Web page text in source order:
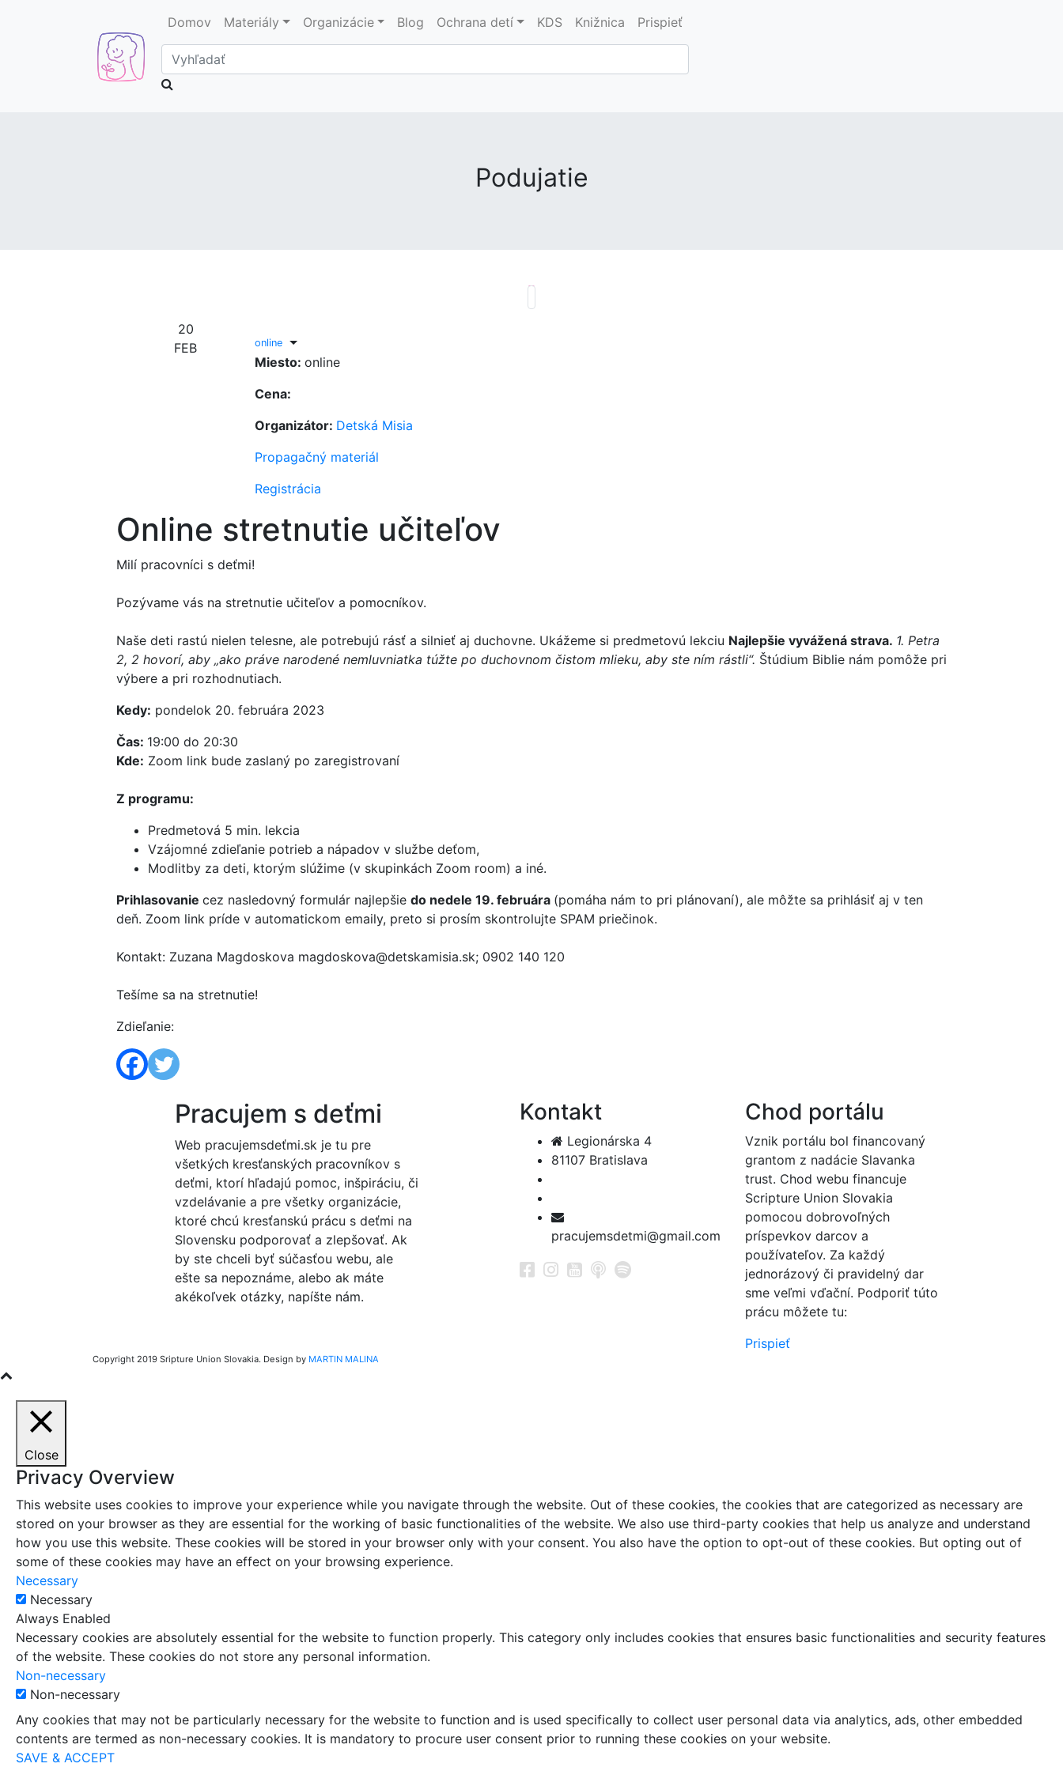
Domov Materiály Organizácie Blog Ochrana detí KDS Knižnica
Prispieť
Vyhľadať
Podujatie
20
FEB
online Toggle Dropdown
Miesto: online
Cena:
Organizátor: Detská Misia
Propagačný materiál
Registrácia
Online stretnutie učiteľov
Milí pracovníci s deťmi!
Pozývame vás na stretnutie učiteľov a pomocníkov.
Naše deti rastú nielen telesne, ale potrebujú rásť a silnieť aj duchovne. Ukážeme si predmetovú lekciu Najlepšie vyvážená strava. 1. Petra
2, 2 hovorí, aby „ako práve narodené nemluvniatka túžte po duchovnom čistom mlieku, aby ste ním rástli“. Štúdium Biblie nám pomôže pri
výbere a pri rozhodnutiach.
Kedy: pondelok 20. februára 2023
Čas: 19:00 do 20:30
Kde: Zoom link bude zaslaný po zaregistrovaní
Z programu:
Predmetová 5 min. lekcia
Vzájomné zdieľanie potrieb a nápadov v službe deťom,
Modlitby za deti, ktorým slúžime (v skupinkách Zoom room) a iné.
Prihlasovanie cez nasledovný formulár najlepšie do nedele 19. februára (pomáha nám to pri plánovaní), ale môžte sa prihlásiť aj v ten
deň. Zoom link príde v automatickom emaily, preto si prosím skontrolujte SPAM priečinok.
Kontakt: Zuzana Magdoskova magdoskova@detskamisia.sk; 0902 140 120
Tešíme sa na stretnutie!
Zdieľanie:
Pracujem s deťmi
Web pracujemsdeťmi.sk je tu pre
všetkých kresťanských pracovníkov s
deťmi, ktorí hľadajú pomoc, inšpiráciu, či
vzdelávanie a pre všetky organizácie,
ktoré chcú kresťanskú prácu s deťmi na
Slovensku podporovať a zlepšovať. Ak
by ste chceli byť súčasťou webu, ale
ešte sa nepoznáme, alebo ak máte
akékoľvek otázky, napíšte nám.
Kontakt
Legionárska 4
81107 Bratislava
pracujemsdetmi@gmail.com
Chod portálu
Vznik portálu bol financovaný
grantom z nadácie Slavanka
trust. Chod webu financuje
Scripture Union Slovakia
pomocou dobrovoľných
príspevkov darcov a
používateľov. Za každý
jednorázový či pravidelný dar
sme veľmi vďační. Podporiť túto
prácu môžete tu:
Prispieť
Copyright 2019 Sripture Union Slovakia. Design by MARTIN MALINA
Close
Privacy Overview
This website uses cookies to improve your experience while you navigate through the website. Out of these cookies, the cookies that are categorized as necessary are
stored on your browser as they are essential for the working of basic functionalities of the website. We also use third-party cookies that help us analyze and understand
how you use this website. These cookies will be stored in your browser only with your consent. You also have the option to opt-out of these cookies. But opting out of
some of these cookies may have an effect on your browsing experience.
Necessary
Necessary
Always Enabled
Necessary cookies are absolutely essential for the website to function properly. This category only includes cookies that ensures basic functionalities and security features
of the website. These cookies do not store any personal information.
Non-necessary
Non-necessary
Any cookies that may not be particularly necessary for the website to function and is used specifically to collect user personal data via analytics, ads, other embedded
contents are termed as non-necessary cookies. It is mandatory to procure user consent prior to running these cookies on your website.
SAVE & ACCEPT